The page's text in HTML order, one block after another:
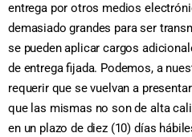
entrega por otros medios
demasiado grandes para ser
se pueden aplicar cargos
de entrega fijada. Podemos, a
requerir que se vuelvan a
que las mismas no son de alta
en un plazo de diez (10) días